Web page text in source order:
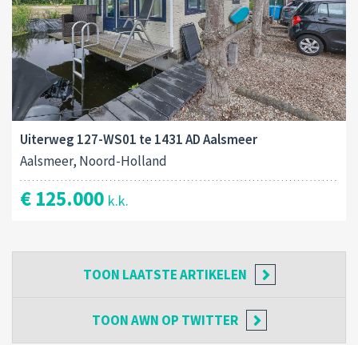
Uiterweg 127-WS01 te 1431 AD Aalsmeer
Aalsmeer, Noord-Holland
€ 125.000 k.k.
TOON LAATSTE ARTIKELEN
TOONAWN OP TWITTER